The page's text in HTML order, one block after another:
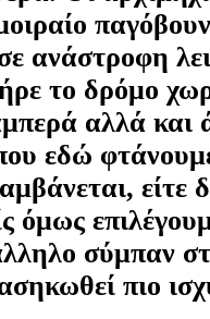
ανάστροφη
το δρόμο
αλλά και
εδώ
είτε
όμως
σύμπαν
πιο